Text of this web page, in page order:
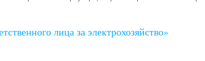
лица за электрохозяйство»